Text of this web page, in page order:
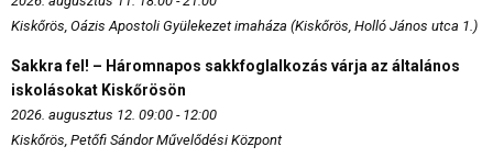
Kiskőrös, Oázis Apostoli Gyülekezet imaháza (Kiskőrös, Holló János utca 1.)
Sakkra fel! – Háromnapos sakkfoglalkozás várja az általános
iskolásokat Kiskőrösön
2026. augusztus 12. 09:00 - 12:00
Kiskőrös, Petőfi Sándor Művelődési Központ